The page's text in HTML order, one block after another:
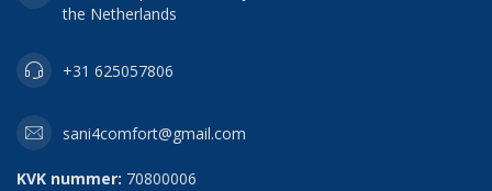
the Netherlands
+31 625057806
sani4comfort@gmail.com
KVK nummer: 70800006